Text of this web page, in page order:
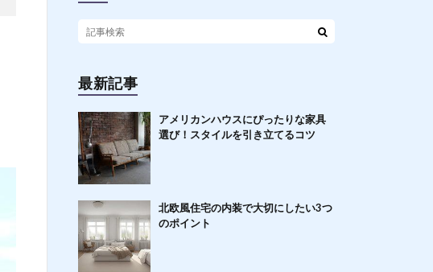
最新記事
アメリカンハウスにぴったりな家具
選び！スタイルを引き立てるコツ
北欧風住宅の内装で大切にしたい3つ
のポイント